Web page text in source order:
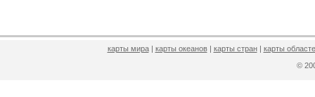
карты мира| карты океанов| карты стран| карты
©